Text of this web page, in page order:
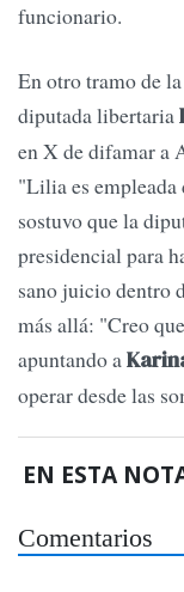
funcionario.
En otro tramo de
diputada libertaria
en X de difamar a
"Lilia es empleada
sostuvo que la
presidencial para
sano juicio dentro
más allá: "Creo
apuntando a
operar desde las
EN ESTA
Comentarios